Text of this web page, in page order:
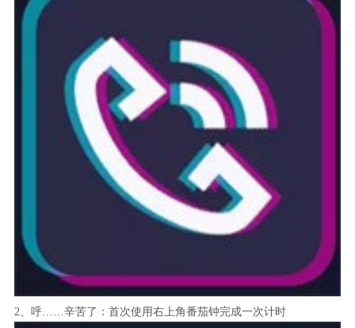
2、呼……辛苦了：首次使用右上角番茄钟完成一次计时